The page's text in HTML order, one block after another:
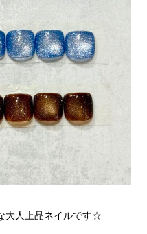
大人上品ネイルです☆